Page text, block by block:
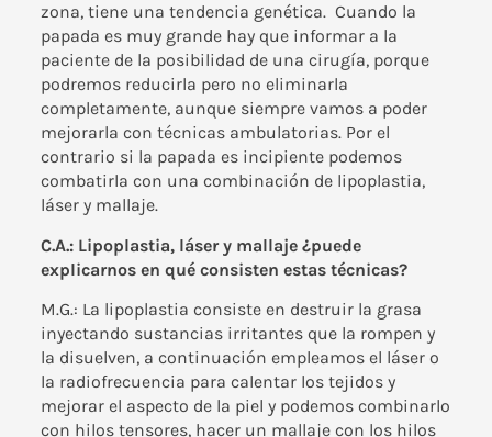
zona, tiene una tendencia genética. Cuando la
papada es muy grande hay que informar a la
paciente de la posibilidad de una cirugía, porque
podremos reducirla pero no eliminarla
completamente, aunque siempre vamos a poder
mejorarla con técnicas ambulatorias. Por el
contrario si la papada es incipiente podemos
combatirla con una combinación de lipoplastia,
láser y mallaje.
C.A.: Lipoplastia, láser y mallaje ¿puede
explicarnos en qué consisten estas técnicas?
M.G.: La lipoplastia consiste en destruir la grasa
inyectando sustancias irritantes que la rompen y
la disuelven, a continuación empleamos el láser o
la radiofrecuencia para calentar los tejidos y
mejorar el aspecto de la piel y podemos combinarlo
con hilos tensores, hacer un mallaje con los hilos